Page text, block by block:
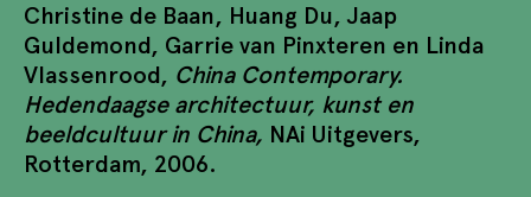
Christine de Baan, Huang Du, Jaap
Guldemond, Garrie van Pinxteren en Linda
Vlassenrood, China Contemporary.
Hedendaagse architectuur, kunst en
beeldcultuur in China, NAi Uitgevers,
Rotterdam, 2006.